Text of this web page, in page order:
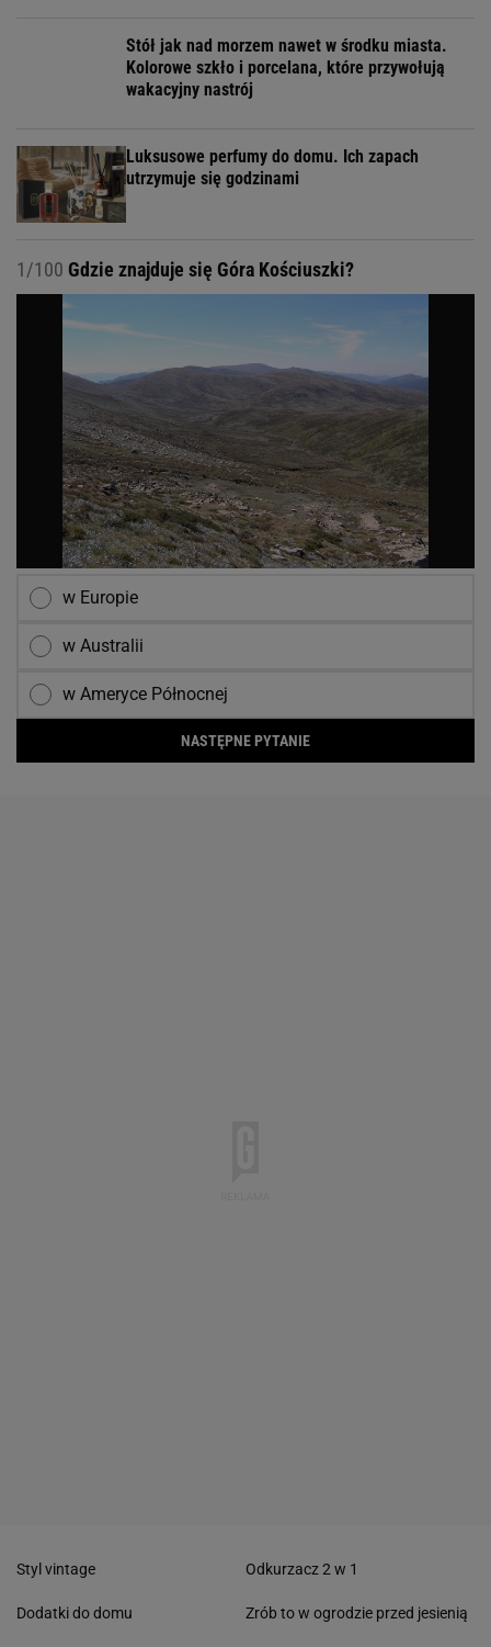
Stół jak nad morzem nawet w środku miasta.
Kolorowe szkło i porcelana, które przywołują
wakacyjny nastrój
Luksusowe perfumy do domu. Ich zapach
utrzymuje się godzinami
1/100 Gdzie znajduje się Góra Kościuszki?
w Europie
w Australii
w Ameryce Północnej
NASTĘPNE PYTANIE
Styl vintage
Dodatki do domu
Odkurzacz 2 w 1
Zrób to w ogrodzie przed jesienią